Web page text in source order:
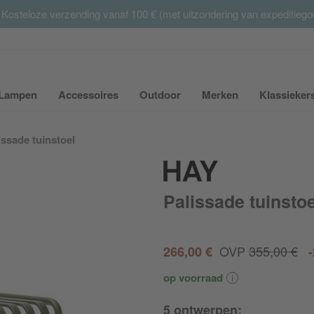
Summer Sale: met tot 65% korting >> nu bestellen
verzending vanaf 100 € (met uitzondering van
van Meubilair uit- of inklappen
Submenu van Lampen uit- of inklappen
Accessoires Submenu van Accessoires uit- of
Outdoor Submenu van Outdoor
Merken Submenu
tuinstoel
Palissade
266,00 € OVP 355,00 €
op voorraad
5 ontwerpen: